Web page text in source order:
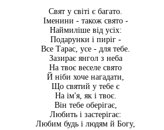
Свят у світі є багато.
Іменини - також свято -
Наймиліше від усіх:
Подарунки і пиріг -
Все Тарас, усе - для тебе.
Зазирає янгол з неба
На твоє веселе свято
Й ніби хоче нагадати,
Що святий у тебе є
На ім'я, як і твоє.
Він тебе оберігає,
Любить і застерігає:
Любим будь і людям й Богу,